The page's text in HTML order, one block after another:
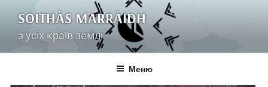
вмісту
SOITHÀS MARRÀIDH
з усіх країв землі
Меню